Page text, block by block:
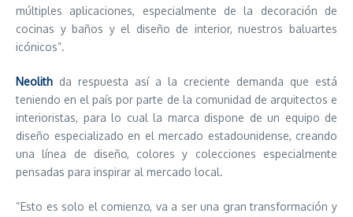
múltiples aplicaciones, especialmente de la decoración de
cocinas y baños y el diseño de interior, nuestros baluartes
icónicos”.
Neolith da respuesta así a la creciente demanda que está
teniendo en el país por parte de la comunidad de arquitectos e
interioristas, para lo cual la marca dispone de un equipo de
diseño especializado en el mercado estadounidense, creando
una línea de diseño, colores y colecciones especialmente
pensadas para inspirar al mercado local.
“Esto es solo el comienzo, va a ser una gran transformación y